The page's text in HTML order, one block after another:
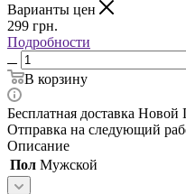
Варианты цен
299 грн.
Подробности
В корзину
Бесплатная доставка Новой
Отправка на следующий
Описание
Пол Мужской